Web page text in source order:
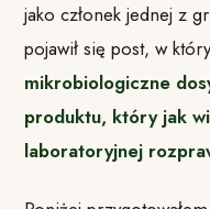
jako członek jednej z
pojawił się post, w
mikrobiologiczne
produktu, który jak
laboratoryjnej